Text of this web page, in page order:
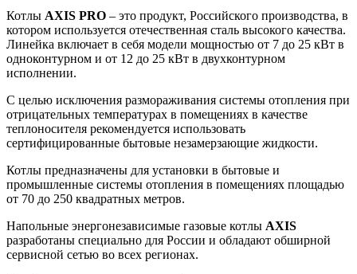
Котлы AXIS PRO – это продукт, Российского производства, в
котором используется отечественная сталь высокого качества.
Линейка включает в себя модели мощностью от 7 до 25 кВт в
одноконтурном и от 12 до 25 кВт в двухконтурном
исполнении.
С целью исключения размораживания системы отопления при
отрицательных температурах в помещениях в качестве
теплоносителя рекомендуется использовать
сертифицированные бытовые незамерзающие жидкости.
Котлы предназначены для установки в бытовые и
промышленные системы отопления в помещениях площадью
от 70 до 250 квадратных метров.
Напольные энергонезависимые газовые котлы AXIS
разработаны специально для России и обладают обширной
сервисной сетью во всех регионах.